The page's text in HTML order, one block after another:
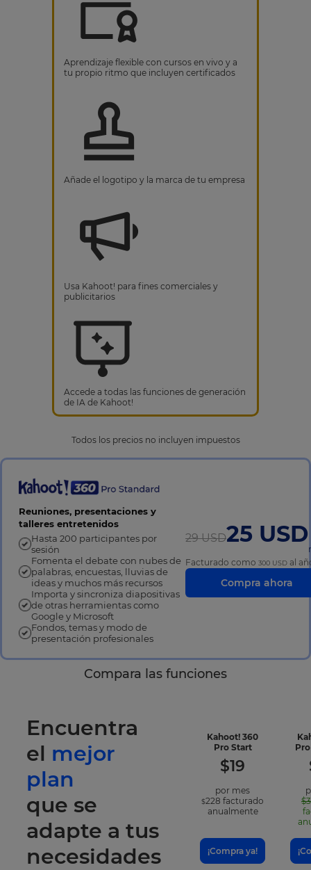
Aprendizaje flexible con cursos en vivo y a
tu propio ritmo que incluyen certificados
Añade el logotipo y la marca de tu empresa
Usa Kahoot! para fines comerciales y
publicitarios
Accede a todas las funciones de generación
de IA de Kahoot!
Todos los precios no incluyen impuestos
Reuniones, presentaciones y
talleres entretenidos
Hasta 200 participantes por
sesión
Fomenta el debate con nubes de
palabras, encuestas, lluvias de
ideas y muchos más recursos
Importa y sincroniza diapositivas
de otras herramientas como
Google y Microsoft
Fondos, temas y modo de
presentación profesionales
29 USD25 USD
Facturado como 300 USD al
Compra ahora
Compara las funciones
Encuentra
el mejor
plan
que se
adapte a tus
necesidades
Kahoot! 360
Pro Start-
$19
por mes
$228 facturado
anualmente
¡Compra ya!